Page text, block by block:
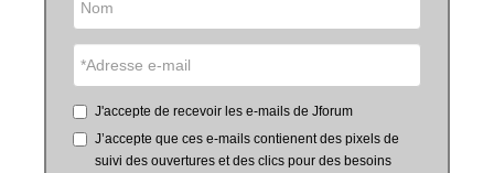
J'accepte de recevoir les e-mails de Jforum
J’accepte que ces e-mails contienent des pixels de
suivi des ouvertures et des clics pour des besoins